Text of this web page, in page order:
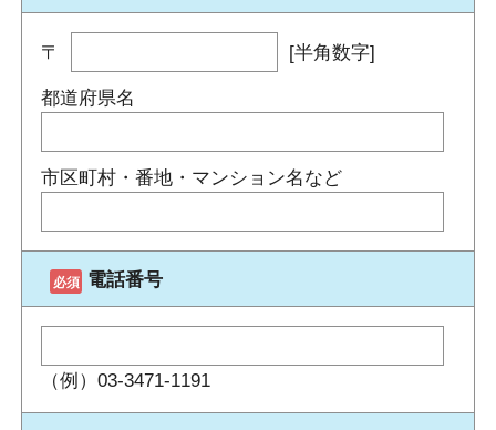
〒 [半角数字]
都道府県名
市区町村・番地・マンション名など
電話番号
（例）03-3471-1191